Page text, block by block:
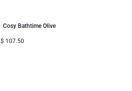
Cosy Bathtime Olive
$ 107.50